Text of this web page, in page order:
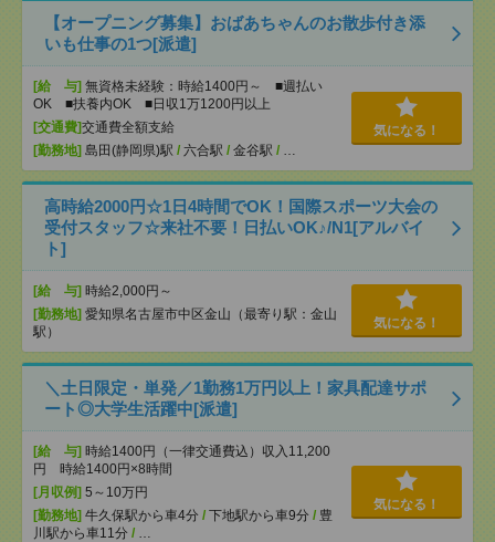
【オープニング募集】おばあちゃんのお散歩付き添
いも仕事の1つ[派遣]
[給 与] 無資格未経験：時給1400円～ ■週払い
OK ■扶養内OK ■日収1万1200円以上
[交通費]交通費全額支給
[勤務地] 島田(静岡県)駅 / 六合駅 / 金谷駅 / …
気になる！
高時給2000円☆1日4時間でOK！国際スポーツ大会の
受付スタッフ☆来社不要！日払いOK♪/N1[アルバイ
ト]
[給 与] 時給2,000円～
[勤務地] 愛知県名古屋市中区金山（最寄り駅：金山
駅）
気になる！
＼土日限定・単発／1勤務1万円以上！家具配達サポ
ート◎大学生活躍中[派遣]
[給 与] 時給1400円（一律交通費込）収入11,200
円 時給1400円×8時間
[月収例] 5～10万円
[勤務地] 牛久保駅から車4分 / 下地駅から車9分 / 豊
川駅から車11分 / …
気になる！